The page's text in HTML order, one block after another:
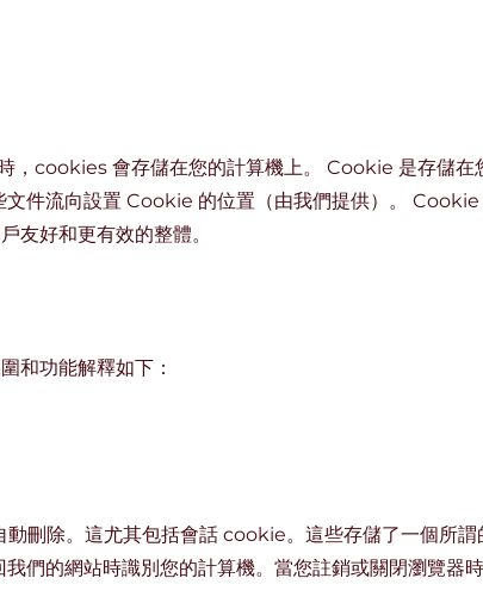
，cookies 會存儲在您的計算機上。 Cookie 是存儲在
件流向設置 Cookie 的位置（由我們提供）。
好和更有效的整體。
和功能解釋如下：
刪除。這尤其包括會話 cookie。這些存儲了一個所
們的網站時識別您的計算機。當您註銷或關閉瀏覽器